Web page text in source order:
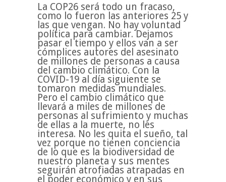
La COP26 será todo un fracaso,
como lo fueron las anteriores 25 y
las que vengan. No hay voluntad
política para cambiar. Dejamos
pasar el tiempo y ellos van a ser
cómplices autores del asesinato
de millones de personas a causa
del cambio climático. Con la
COVID-19 al día siguiente se
tomaron medidas mundiales.
Pero el cambio climático que
llevará a miles de millones de
personas al sufrimiento y muchas
de ellas a la muerte, no les
interesa. No les quita el sueño, tal
vez porque no tienen conciencia
de lo que es la biodiversidad de
nuestro planeta y sus mentes
seguirán atrofiadas atrapadas en
el poder económico y en sus